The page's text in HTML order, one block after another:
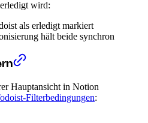
wird:
als erledigt markiert
hält beide synchron
Hauptansicht in Notion
Filterbedingungen: